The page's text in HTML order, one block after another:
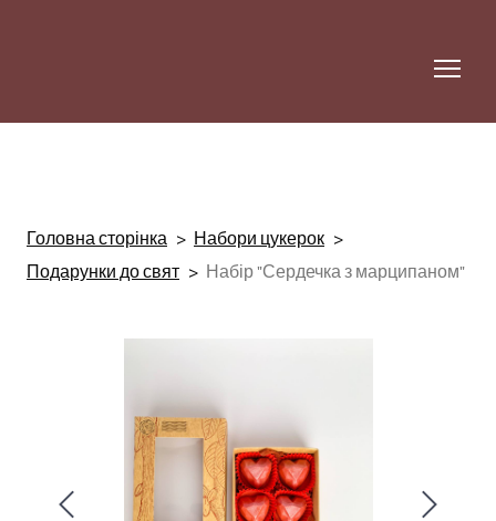
Головна сторінка
Набори цукерок
Подарунки до свят
Набір "Сердечка з марципаном"